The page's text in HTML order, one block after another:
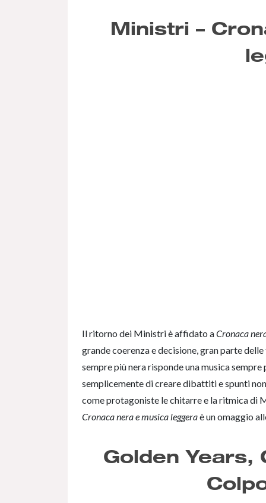
Ministri –
Il ritorno dei Ministri è affidato aCronaca
grande coerenza e decisione, gran parte
sempre più nera risponde una musica
semplicemente di creare dibattiti e spunti
come protagoniste le chitarre e la ritmica di
Cronaca nera e musica leggeraè un omaggio
Golden Years,